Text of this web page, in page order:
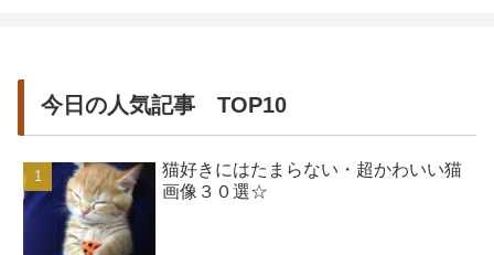
今日の人気記事 TOP10
猫好きにはたまらない・超かわいい猫
画像３０選☆